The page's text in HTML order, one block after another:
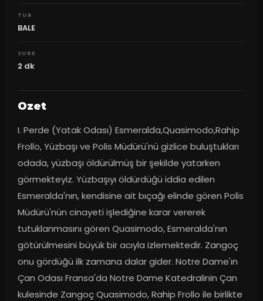
TUR
BALE
SURE
2 dk
Ozet
I. Perde (Yatak Odası) Esmeralda,Quasimodo,Rahip
Frollo, Yüzbaşı ve Polis Müdürü'nü gizlice buluştukları
odada, yüzbaşı öldürülmüş bir şekilde yatarken
görmekteyiz. Yüzbaşıyı öldürdüğü iddia edilen
Esmeralda'nın, kendisine ait bıçağı elinde gören Polis
Müdürü'nün cinayeti işlediğine karar vererek
tutuklanmasını gören Quasimodo, Esmeralda'nın
götürülmesini büyük bir acıyla izlemektedir. Zangoç
onu gördüğü ilk zamana dalar gider. Notre Dame'ın
Çan Odası Fransa'da Notre Dame Katedralinin Çan
kulesinde Zangoç Quasimodo, Rahip Frollo ile birlikte